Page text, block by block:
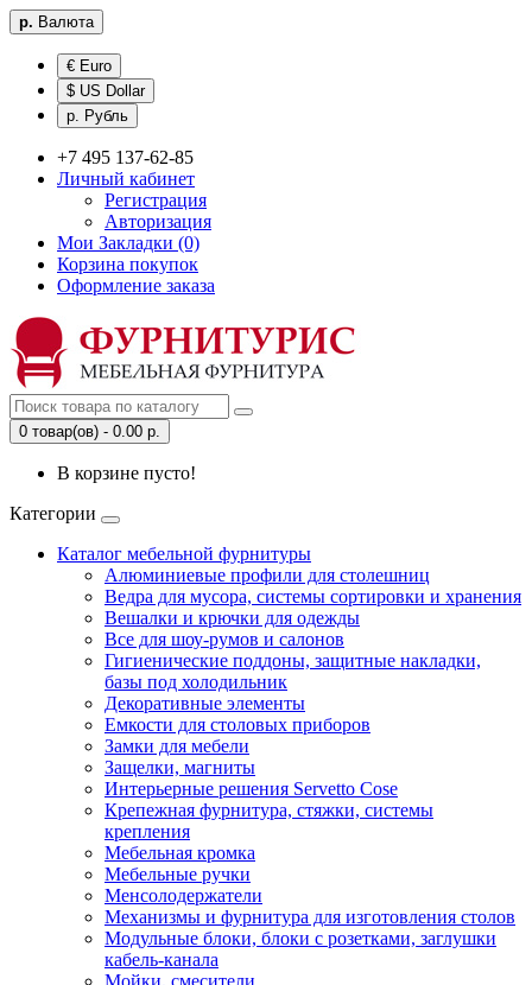
р. Валюта
€ Euro
$ US Dollar
р. Рубль
+7 495 137-62-85
Личный кабинет
Регистрация
Авторизация
Мои Закладки (0)
Корзина покупок
Оформление заказа
0 товар(ов) - 0.00 р.
В корзине пусто!
Категории
Каталог мебельной фурнитуры
Алюминиевые профили для столешниц
Ведра для мусора, системы сортировки и хранения
Вешалки и крючки для одежды
Все для шоу-румов и салонов
Гигиенические поддоны, защитные накладки,
базы под холодильник
Декоративные элементы
Емкости для столовых приборов
Замки для мебели
Защелки, магниты
Интерьерные решения Servetto Cose
Крепежная фурнитура, стяжки, системы
крепления
Мебельная кромка
Мебельные ручки
Менсолодержатели
Механизмы и фурнитура для изготовления столов
Модульные блоки, блоки с розетками, заглушки
кабель-канала
Мойки, смесители